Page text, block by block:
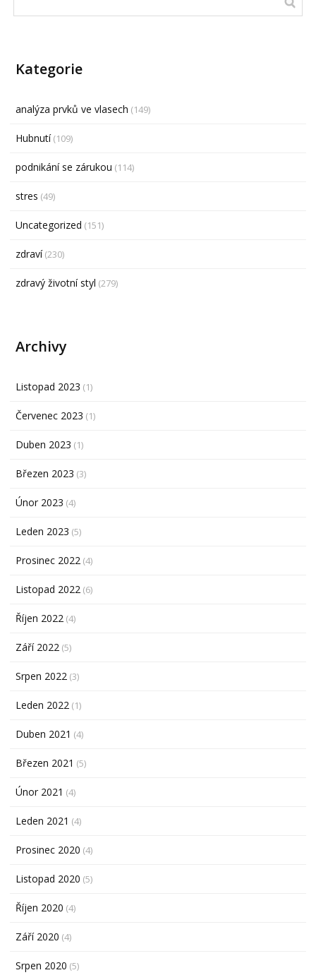
Kategorie
analýza prvků ve vlasech (149)
Hubnutí(109)
podnikání se zárukou (114)
stres (49)
Uncategorized (151)
zdraví(230)
zdravý životní styl (279)
Archivy
Listopad 2023 (1)
Červenec 2023 (1)
Duben 2023 (1)
Březen 2023 (3)
Únor 2023 (4)
Leden 2023 (5)
Prosinec 2022 (4)
Listopad 2022 (6)
Říjen 2022 (4)
Září 2022 (5)
Srpen 2022 (3)
Leden 2022 (1)
Duben 2021 (4)
Březen 2021 (5)
Únor 2021 (4)
Leden 2021 (4)
Prosinec 2020 (4)
Listopad 2020 (5)
Říjen 2020 (4)
Září 2020 (4)
Srpen 2020 (5)